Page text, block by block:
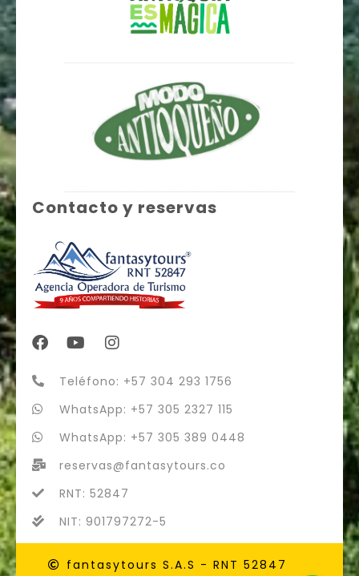
Contacto y reservas
Teléfono: +57 304 293 1756
WhatsApp: +57 305 2327 115
WhatsApp: +57 305 389 0448
reservas@fantasytours.co
RNT: 52847
NIT: 901797272-5
fantasytours S.A.S - RNT 52847